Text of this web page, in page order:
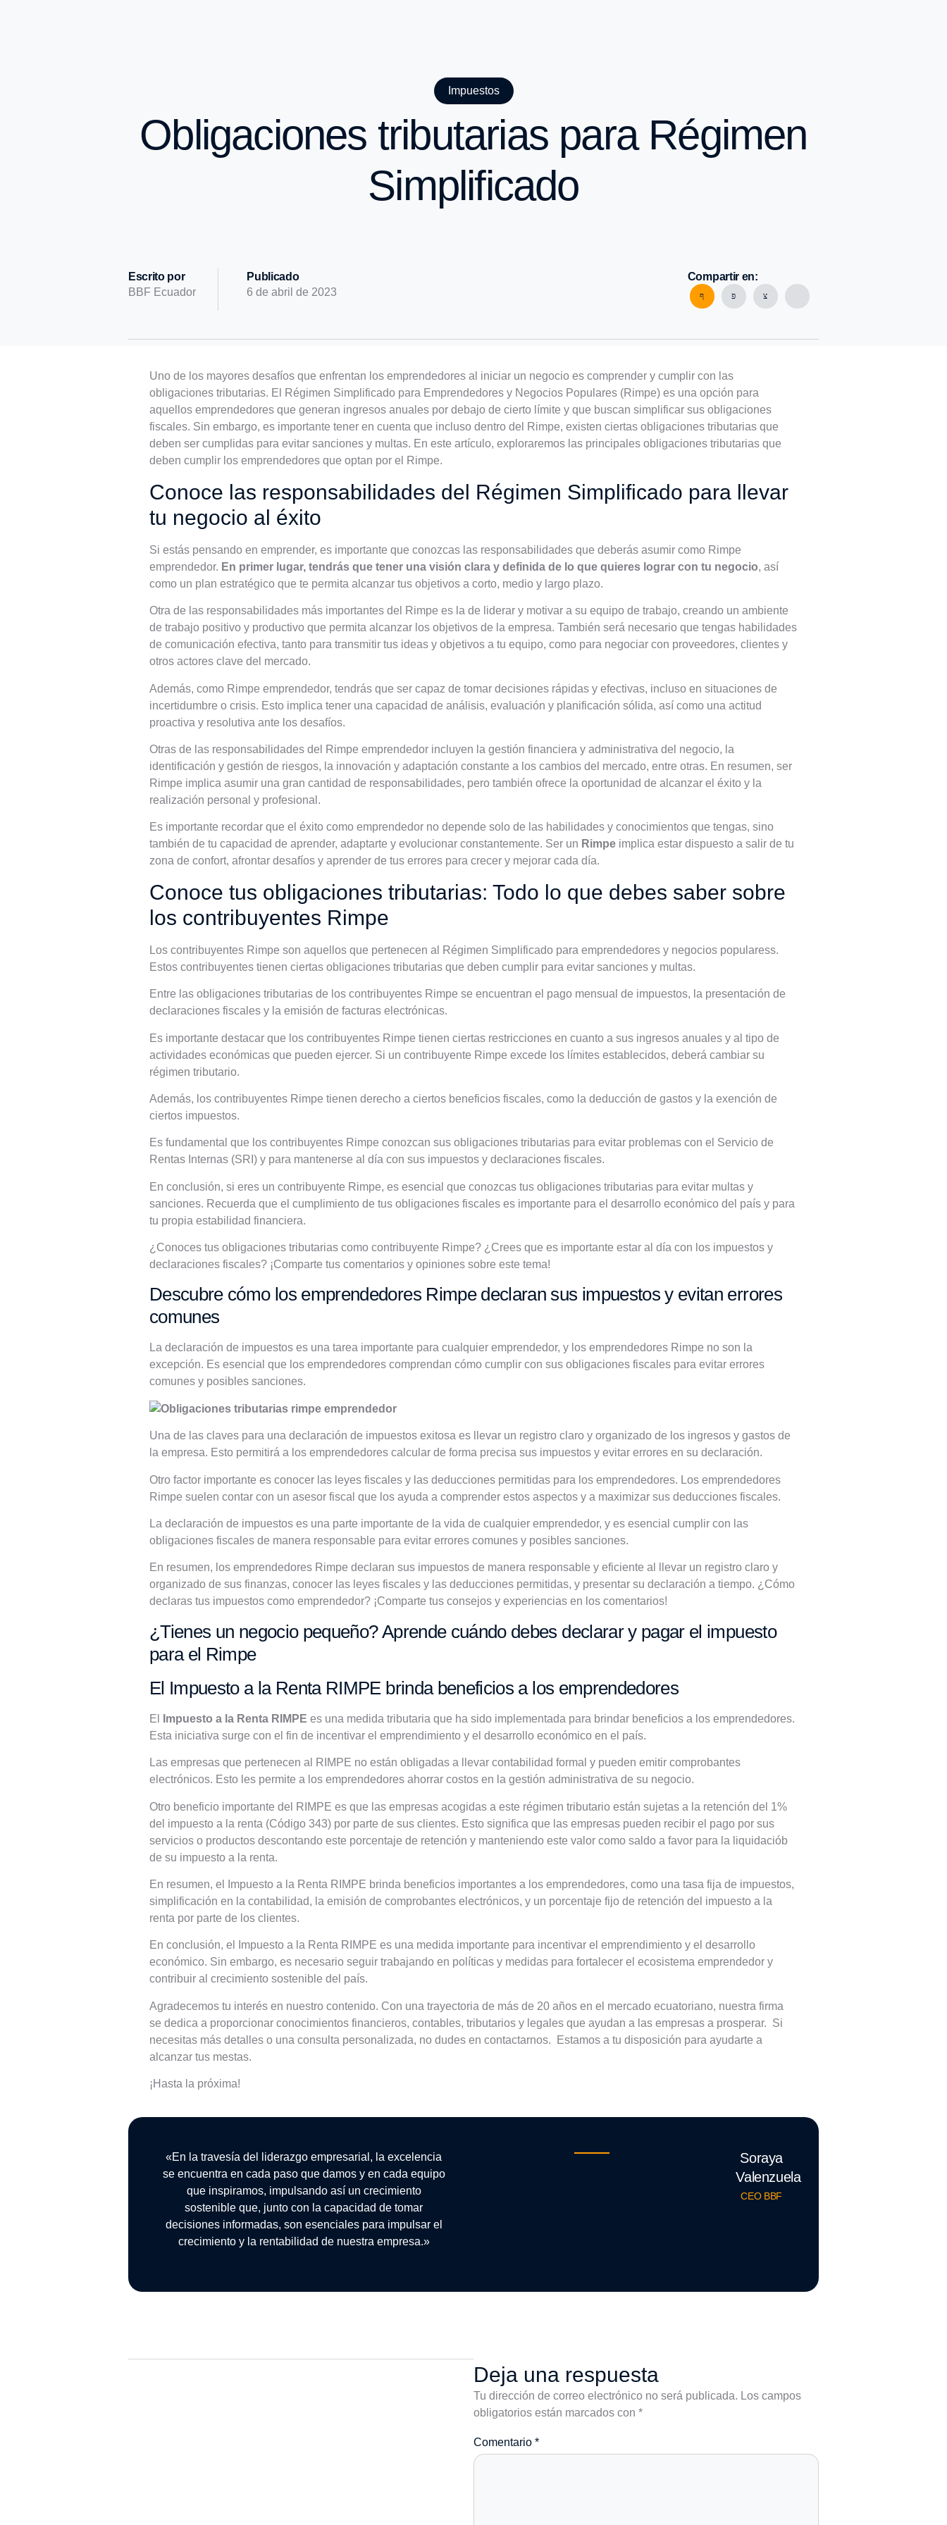
Impuestos
Obligaciones tributarias para Régimen
Simplificado
Escrito por
BBF Ecuador
Publicado
6 de abril de 2023
Compartir en:
Uno de los mayores desafíos que enfrentan los emprendedores al iniciar un negocio es comprender y cumplir con las
obligaciones tributarias. El Régimen Simplificado para Emprendedores y Negocios Populares (Rimpe) es una opción para
aquellos emprendedores que generan ingresos anuales por debajo de cierto límite y que buscan simplificar sus obligaciones
fiscales. Sin embargo, es importante tener en cuenta que incluso dentro del Rimpe, existen ciertas obligaciones tributarias que
deben ser cumplidas para evitar sanciones y multas. En este artículo, exploraremos las principales obligaciones tributarias que
deben cumplir los emprendedores que optan por el Rimpe.
Conoce las responsabilidades del Régimen Simplificado para llevar
tu negocio al éxito
Si estás pensando en emprender, es importante que conozcas las responsabilidades que deberás asumir como Rimpe
emprendedor. En primer lugar, tendrás que tener una visión clara y definida de lo que quieres lograr con tu negocio, así
como un plan estratégico que te permita alcanzar tus objetivos a corto, medio y largo plazo.
Otra de las responsabilidades más importantes del Rimpe es la de liderar y motivar a su equipo de trabajo, creando un ambiente
de trabajo positivo y productivo que permita alcanzar los objetivos de la empresa. También será necesario que tengas habilidades
de comunicación efectiva, tanto para transmitir tus ideas y objetivos a tu equipo, como para negociar con proveedores, clientes y
otros actores clave del mercado.
Además, como Rimpe emprendedor, tendrás que ser capaz de tomar decisiones rápidas y efectivas, incluso en situaciones de
incertidumbre o crisis. Esto implica tener una capacidad de análisis, evaluación y planificación sólida, así como una actitud
proactiva y resolutiva ante los desafíos.
Otras de las responsabilidades del Rimpe emprendedor incluyen la gestión financiera y administrativa del negocio, la
identificación y gestión de riesgos, la innovación y adaptación constante a los cambios del mercado, entre otras. En resumen, ser
Rimpe implica asumir una gran cantidad de responsabilidades, pero también ofrece la oportunidad de alcanzar el éxito y la
realización personal y profesional.
Es importante recordar que el éxito como emprendedor no depende solo de las habilidades y conocimientos que tengas, sino
también de tu capacidad de aprender, adaptarte y evolucionar constantemente. Ser un Rimpe implica estar dispuesto a salir de tu
zona de confort, afrontar desafíos y aprender de tus errores para crecer y mejorar cada día.
Conoce tus obligaciones tributarias: Todo lo que debes saber sobre
los contribuyentes Rimpe
Los contribuyentes Rimpe son aquellos que pertenecen al Régimen Simplificado para emprendedores y negocios popularess.
Estos contribuyentes tienen ciertas obligaciones tributarias que deben cumplir para evitar sanciones y multas.
Entre las obligaciones tributarias de los contribuyentes Rimpe se encuentran el pago mensual de impuestos, la presentación de
declaraciones fiscales y la emisión de facturas electrónicas.
Es importante destacar que los contribuyentes Rimpe tienen ciertas restricciones en cuanto a sus ingresos anuales y al tipo de
actividades económicas que pueden ejercer. Si un contribuyente Rimpe excede los límites establecidos, deberá cambiar su
régimen tributario.
Además, los contribuyentes Rimpe tienen derecho a ciertos beneficios fiscales, como la deducción de gastos y la exención de
ciertos impuestos.
Es fundamental que los contribuyentes Rimpe conozcan sus obligaciones tributarias para evitar problemas con el Servicio de
Rentas Internas (SRI) y para mantenerse al día con sus impuestos y declaraciones fiscales.
En conclusión, si eres un contribuyente Rimpe, es esencial que conozcas tus obligaciones tributarias para evitar multas y
sanciones. Recuerda que el cumplimiento de tus obligaciones fiscales es importante para el desarrollo económico del país y para
tu propia estabilidad financiera.
¿Conoces tus obligaciones tributarias como contribuyente Rimpe? ¿Crees que es importante estar al día con los impuestos y
declaraciones fiscales? ¡Comparte tus comentarios y opiniones sobre este tema!
Descubre cómo los emprendedores Rimpe declaran sus impuestos y evitan errores
comunes
La declaración de impuestos es una tarea importante para cualquier emprendedor, y los emprendedores Rimpe no son la
excepción. Es esencial que los emprendedores comprendan cómo cumplir con sus obligaciones fiscales para evitar errores
comunes y posibles sanciones.
Una de las claves para una declaración de impuestos exitosa es llevar un registro claro y organizado de los ingresos y gastos de
la empresa. Esto permitirá a los emprendedores calcular de forma precisa sus impuestos y evitar errores en su declaración.
Otro factor importante es conocer las leyes fiscales y las deducciones permitidas para los emprendedores. Los emprendedores
Rimpe suelen contar con un asesor fiscal que los ayuda a comprender estos aspectos y a maximizar sus deducciones fiscales.
La declaración de impuestos es una parte importante de la vida de cualquier emprendedor, y es esencial cumplir con las
obligaciones fiscales de manera responsable para evitar errores comunes y posibles sanciones.
En resumen, los emprendedores Rimpe declaran sus impuestos de manera responsable y eficiente al llevar un registro claro y
organizado de sus finanzas, conocer las leyes fiscales y las deducciones permitidas, y presentar su declaración a tiempo. ¿Cómo
declaras tus impuestos como emprendedor? ¡Comparte tus consejos y experiencias en los comentarios!
¿Tienes un negocio pequeño? Aprende cuándo debes declarar y pagar el impuesto
para el Rimpe
El Impuesto a la Renta RIMPE brinda beneficios a los emprendedores
El Impuesto a la Renta RIMPE es una medida tributaria que ha sido implementada para brindar beneficios a los emprendedores.
Esta iniciativa surge con el fin de incentivar el emprendimiento y el desarrollo económico en el país.
Las empresas que pertenecen al RIMPE no están obligadas a llevar contabilidad formal y pueden emitir comprobantes
electrónicos. Esto les permite a los emprendedores ahorrar costos en la gestión administrativa de su negocio.
Otro beneficio importante del RIMPE es que las empresas acogidas a este régimen tributario están sujetas a la retención del 1%
del impuesto a la renta (Código 343) por parte de sus clientes. Esto significa que las empresas pueden recibir el pago por sus
servicios o productos descontando este porcentaje de retención y manteniendo este valor como saldo a favor para la liquidaciób
de su impuesto a la renta.
En resumen, el Impuesto a la Renta RIMPE brinda beneficios importantes a los emprendedores, como una tasa fija de impuestos,
simplificación en la contabilidad, la emisión de comprobantes electrónicos, y un porcentaje fijo de retención del impuesto a la
renta por parte de los clientes.
En conclusión, el Impuesto a la Renta RIMPE es una medida importante para incentivar el emprendimiento y el desarrollo
económico. Sin embargo, es necesario seguir trabajando en políticas y medidas para fortalecer el ecosistema emprendedor y
contribuir al crecimiento sostenible del país.
Agradecemos tu interés en nuestro contenido. Con una trayectoria de más de 20 años en el mercado ecuatoriano, nuestra firma
se dedica a proporcionar conocimientos financieros, contables, tributarios y legales que ayudan a las empresas a prosperar. Si
necesitas más detalles o una consulta personalizada, no dudes en contactarnos. Estamos a tu disposición para ayudarte a
alcanzar tus mestas.
¡Hasta la próxima!
«En la travesía del liderazgo empresarial, la excelencia
se encuentra en cada paso que damos y en cada equipo
que inspiramos, impulsando así un crecimiento
sostenible que, junto con la capacidad de tomar
decisiones informadas, son esenciales para impulsar el
crecimiento y la rentabilidad de nuestra empresa.»
Soraya
Valenzuela
CEO BBF
Deja una respuesta
Tu dirección de correo electrónico no será publicada. Los campos
obligatorios están marcados con *
Comentario *